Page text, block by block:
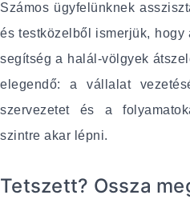
Számos ügyfelünknek
és testközelből ismerjük,
segítség a halál-völgyek
elegendő: a vállalat
szervezetet és a
szintre akar lépni.
Tetszett? Ossza